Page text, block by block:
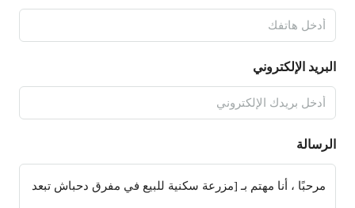
البريد الإلكتروني
الرسالة